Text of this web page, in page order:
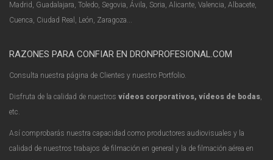
Madrid, Guadalajara, Toledo, Segovia, Ávila, Soria, Alicante, Valencia, Albacete,
Cuenca, Ciudad Real, León, Zaragoza...
RAZONES PARA CONFIAR EN DRONPROFESIONAL.COM
Consulta nuestra página de Clientes y nuestro Portfolio.
Disfruta de la calidad de nuestros vídeos corporativos, vídeos de bodas,
etc.
Así comprobarás nuestra capacidad como productores audiovisuales y la
calidad de nuestros trabajos de filmación en general y la de filmación aérea en